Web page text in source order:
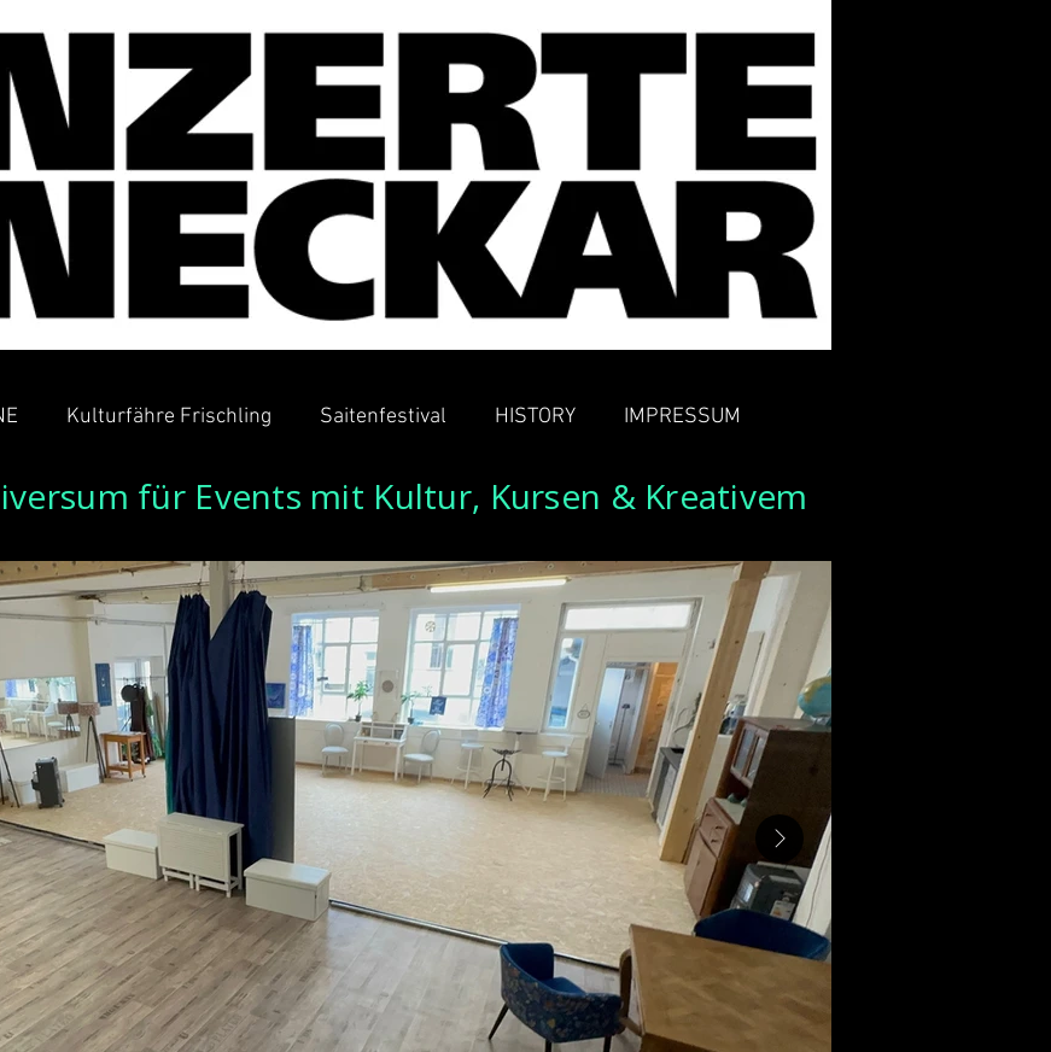
für Events mit Kultur, Kursen & Kreativem
Kulturfähre Frischling Saitenfestival HISTORY IMPRESSUM